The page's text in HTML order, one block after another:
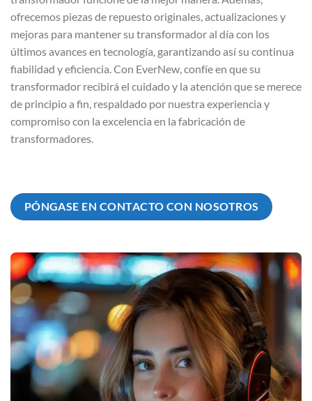
ofrecemos piezas de repuesto originales, actualizaciones y
mejoras para mantener su transformador al día con los
últimos avances en tecnología, garantizando así su continua
fiabilidad y eficiencia. Con EverNew, confíe en que su
transformador recibirá el cuidado y la atención que se merece
de principio a fin, respaldado por nuestra experiencia y
compromiso con la excelencia en la fabricación de
transformadores.
PÓNGASE EN CONTACTO CON NOSOTROS